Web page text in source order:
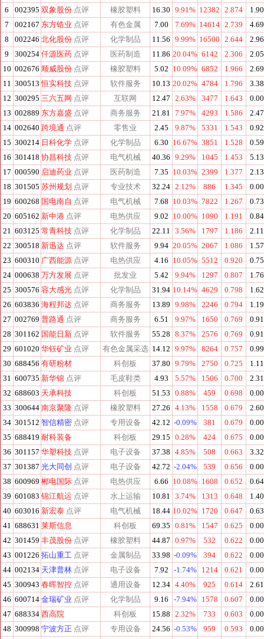
6
002395 双象股份 点评 橡胶塑料 16.30 9.91% 12382 2.874
7
002167 东方锆业 点评 有色金属 7.00 7.69% 14614 2.739
8
002246 北化股份 点评 化学制品 11.56 9.99% 16500 2.644
9
300254 仟源医药 点评 医药制造 11.86 20.04% 6142 2.306
10 002676 顺威股份 点评 橡胶塑料 5.02 10.09% 6852 1.966
11 300513 恒实科技 点评 软件服务 10.13 20.02% 4784 1.796
12 300295 三六五网 点评 互联网 12.47 2.63% 3477 1.643
13 002889 东方嘉盛 点评 商务服务 21.81 7.97% 4293 1.586
14 002640 跨境通 点评 零售业 2.45 9.87% 5331 1.543
15 300214 日科化学 点评 化学制品 6.30 16.67% 3851 1.528
16 301418 协昌科技 点评 电气机械 40.36 9.29% 1045 1.453
17 000590 启迪药业 点评 医药制造 7.35 10.03% 2399 1.377
18 301505 苏州规划 点评 专业技术 32.24 2.12% 886 1.345
19 600268 国电南自 点评 电气机械 7.68 10.03% 7822 1.267
20 605162 新中港 点评 电热供应 9.02 10.00% 1090 1.191
21 603125 常青科技 点评 化学制品 22.11 3.56% 1797 1.186
22 300518 新迅达 点评 软件服务 9.94 20.05% 2067 1.086
23 600310 广西能源 点评 电热供应 4.16 10.05% 5512 0.920
24 000638 万方发展 点评 批发业 5.42 9.94% 1297 0.807
25 300576 容大感光 点评 化学制品 31.94 10.14% 4629 0.798
26 603836 海程邦达 点评 商务服务 13.89 9.98% 2246 0.794
27 002769 普路通 点评 商务服务 6.51 9.97% 1650 0.769
28 301162 国能日新 点评 软件服务 55.28 8.37% 2576 0.769
29 601020 华钰矿业 点评 有色金属采选 14.12 9.97% 8264 0.757
30 688456 有研粉材 科创板 37.80 9.79% 2750 0.725
31 600735 新华锦 点评 毛皮鞋类 4.93 5.57% 1506 0.700
32 688603 天承科技 科创板 51.53 0.88% 459 0.698
33 300644 南京聚隆 点评 橡胶塑料 27.26 4.13% 1558 0.679
34 301512 智信精密 点评 专用设备 42.12 -0.09% 381 0.679
35 688419 耐科装备 科创板 29.15 0.28% 424 0.675
36 301157 华塑科技 点评 电子设备 37.38 4.85% 508 0.663
37 301387 光大同创 点评 电子设备 42.72 -2.04% 539 0.656
38 600969 郴电国际 点评 电热供应 6.66 10.08% 1608 0.652
39 601083 锦江航运 点评 水上运输 10.81 3.74% 1313 0.648
40 603016 新宏泰 点评 电气机械 18.44 10.02% 1720 0.647
41 688631 莱斯信息 科创板 69.35 0.81% 1547 0.625
42 301459 丰茂股份 点评 橡胶塑料 44.87 0.97% 532 0.622
43 001226 拓山重工 点评 金属制品 33.98 -0.09% 394 0.622
44 002134 天津普林 点评 电子设备 7.92 -1.74% 1214 0.621
45 300943 春晖智控 点评 通用设备 12.34 4.40% 925 0.614
46 600714 金瑞矿业 点评 化学制品 9.16 -7.94% 1578 0.607
47 688334 西高院 科创板 15.88 2.32% 733 0.603
48 300998 宁波方正 点评 专用设备 24.56 -0.53% 959 0.593